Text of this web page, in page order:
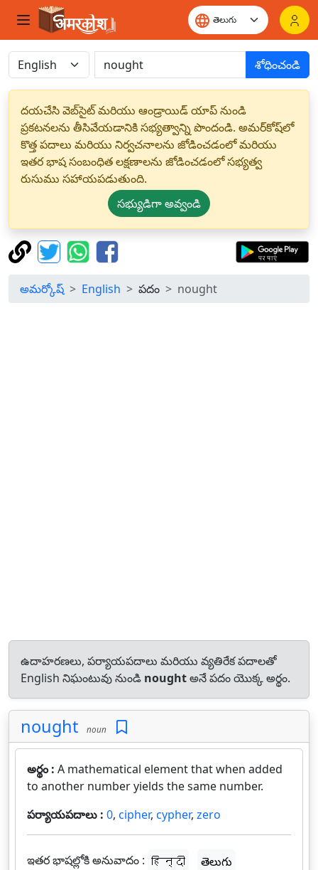
శోధించండి
దయచేసి వెబ్‌సైట్ మరియు ఆండ్రాయిడ్ యాప్ నుండి
ప్రకటనలను తీసివేయడానికి సభ్యత్వాన్ని పొందండి. అమర్‌కోష్‌లో
కొత్త పదాలు మరియు నిర్వచనాలను జోడించడంలో మరియు
ఇతర భాష సంబంధిత లక్షణాలను జోడించడంలో సభ్యత్వ
రుసుము సహాయపడుతుంది.
సభ్యుడిగా అవ్వండి
అమర్కోష్ English పదం nought
ఉదాహరణలు, పర్యాయపదాలు మరియు వ్యతిరేక పదాలతో
English నిఘంటువు నుండి noughtఅనే పదం యొక్క అర్థం.
nought noun
అర్థం : A mathematical element that when added
to another number yields the same number.
పర్యాయపదాలు : 0, cipher, cypher, zero
ఇతర భాషల్లోకి అనువాదం : हिन्दी
తెలుగు